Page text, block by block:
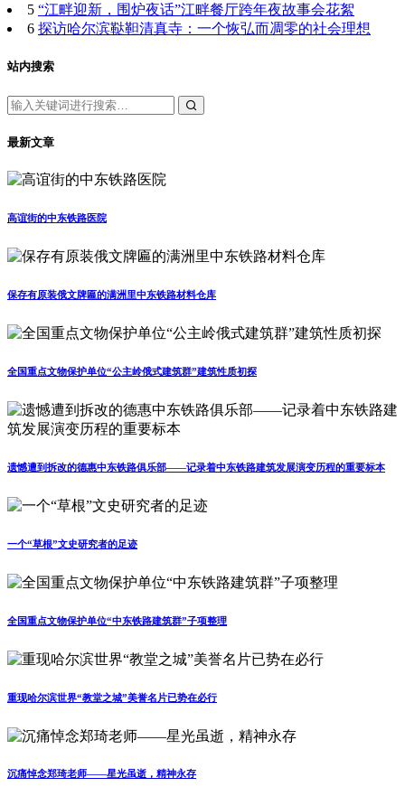
5 “江畔迎新，围炉夜话”江畔餐厅跨年夜故事会花絮
6 探访哈尔滨鞑靼清真寺：一个恢弘而凋零的社会理想
站内搜索
最新文章
高谊街的中东铁路医院
保存有原装俄文牌匾的满洲里中东铁路材料仓库
全国重点文物保护单位“公主岭俄式建筑群”建筑性质初探
遗憾遭到拆改的德惠中东铁路俱乐部——记录着中东铁路建筑发展演变历程的重要标本
一个“草根”文史研究者的足迹
全国重点文物保护单位“中东铁路建筑群”子项整理
重现哈尔滨世界“教堂之城”美誉名片已势在必行
沉痛悼念郑琦老师——星光虽逝，精神永存